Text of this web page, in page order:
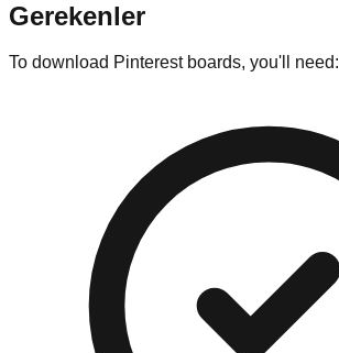
Gerekenler
To download Pinterest boards, you'll need: